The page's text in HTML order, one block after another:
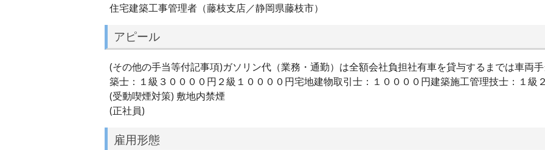
住宅建築工事管理者（藤枝支店／静岡県藤枝市）
アピール
(その他の手当等付記事項)ガソリン代（業務・通勤）は全額会社負担社有車を貸与するまでは車両
築士：１級３００００円２級１００００円宅地建物取引士：１００００円建築施工管理技士：１級
(受動喫煙対策) 敷地内禁煙
(正社員)
雇用形態